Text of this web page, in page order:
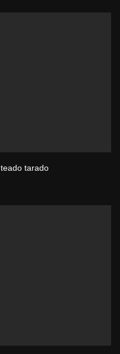
tarado